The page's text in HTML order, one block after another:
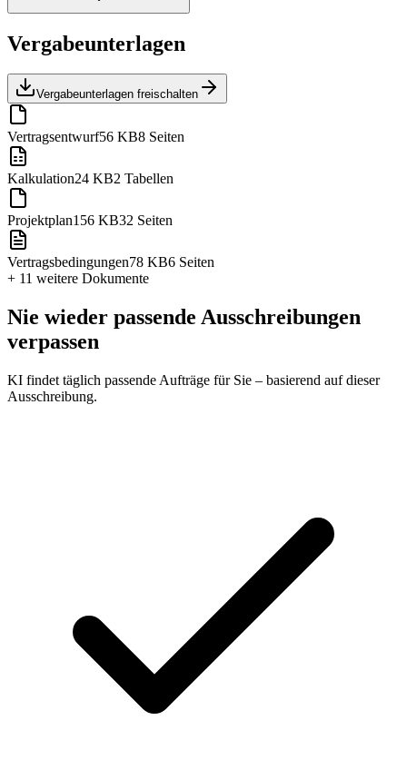
Vergabeunterlagen
Vergabeunterlagen freischalten
Vertragsentwurf56 KB8 Seiten
Kalkulation24 KB2 Tabellen
Projektplan156 KB32 Seiten
Vertragsbedingungen78 KB6 Seiten
+ 11 weitere Dokumente
Nie wieder passende Ausschreibungen
verpassen
KI findet täglich passende Aufträge für Sie – basierend auf dieser
Ausschreibung.